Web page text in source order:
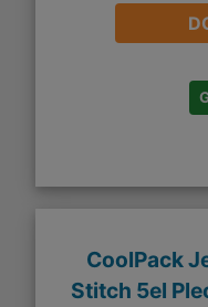
CoolPack
Stitch 5el